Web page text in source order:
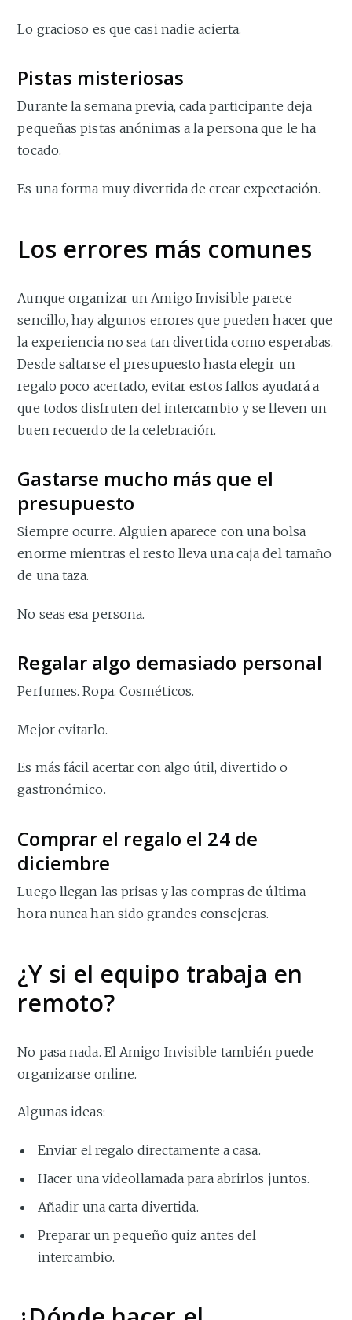
Lo gracioso es que casi nadie acierta.
Pistas misteriosas
Durante la semana previa, cada participante deja
pequeñas pistas anónimas a la persona que le ha
tocado.
Es una forma muy divertida de crear expectación.
Los errores más comunes
Aunque organizar un Amigo Invisible parece
sencillo, hay algunos errores que pueden hacer que
la experiencia no sea tan divertida como esperabas.
Desde saltarse el presupuesto hasta elegir un
regalo poco acertado, evitar estos fallos ayudará a
que todos disfruten del intercambio y se lleven un
buen recuerdo de la celebración.
Gastarse mucho más que el
presupuesto
Siempre ocurre. Alguien aparece con una bolsa
enorme mientras el resto lleva una caja del tamaño
de una taza.
No seas esa persona.
Regalar algo demasiado personal
Perfumes. Ropa. Cosméticos.
Mejor evitarlo.
Es más fácil acertar con algo útil, divertido o
gastronómico.
Comprar el regalo el 24 de
diciembre
Luego llegan las prisas y las compras de última
hora nunca han sido grandes consejeras.
¿Y si el equipo trabaja en
remoto?
No pasa nada. El Amigo Invisible también puede
organizarse online.
Algunas ideas:
Enviar el regalo directamente a casa.
Hacer una videollamada para abrirlos juntos.
Añadir una carta divertida.
Preparar un pequeño quiz antes del
intercambio.